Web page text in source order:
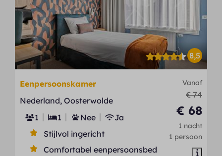
8,5
Vanaf
€ 74
€ 68
1 nacht
1 persoon
Eenpersoonskamer
Nederland, Oosterwolde
1
1 Nee
Ja
Stijlvol ingericht
Comfortabel eenpersoonsbed